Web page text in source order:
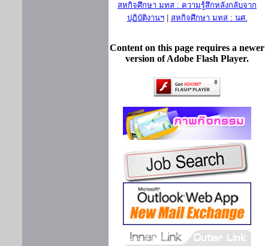
สหกิจศึกษา มทส : ความรู้สึกหลังกลับจาก
ปฏิบัติงานฯ| สหกิจศึกษา มทส : นศ.
Content on this page requires a newer
version of Adobe Flash Player.